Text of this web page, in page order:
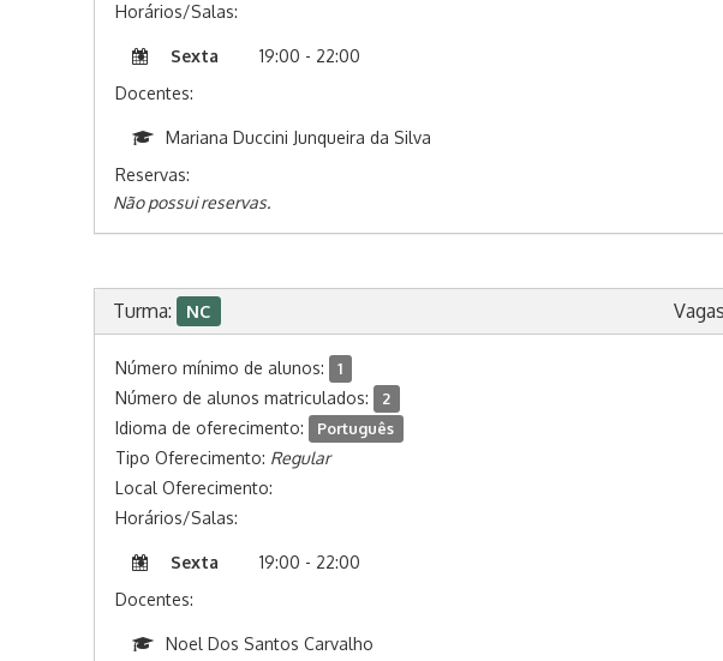
Horários/Salas:
Sexta
19:00 - 22:00
Docentes:
Mariana Duccini Junqueira da Silva
Reservas:
Não possui reservas.
Turma: NC
Número mínimo de alunos: 1
Número de alunos matriculados: 2
Idioma de oferecimento: Português
Tipo Oferecimento: Regular
Local Oferecimento:
Horários/Salas:
Sexta
19:00 - 22:00
Docentes:
Noel Dos Santos Carvalho